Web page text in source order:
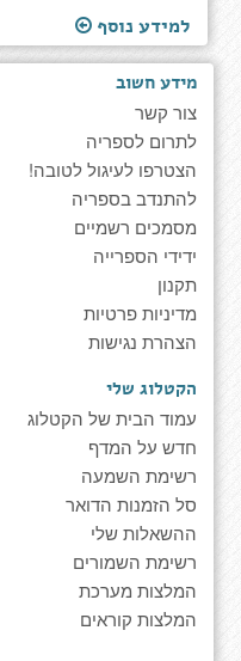
למידע נוסף
מידע חשוב
צור קשר
לתרום לספריה
הצטרפו לעיגול לטובה!
להתנדב בספריה
מסמכים רשמיים
ידידי הספרייה
תקנון
מדיניות פרטיות
הצהרת נגישות
הקטלוג שלי
עמוד הבית של הקטלוג
חדש על המדף
רשימת השמעה
סל הזמנות הדואר
ההשאלות שלי
רשימת השמורים
המלצות מערכת
המלצות קוראים